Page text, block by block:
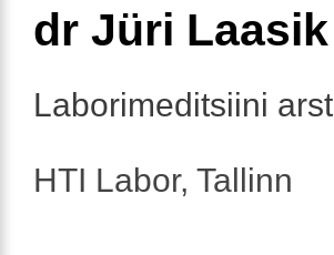
dr Jüri Laasik
Laborimeditsiini arst
HTI Labor, Tallinn